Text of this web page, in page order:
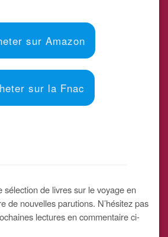
sur Amazon
sur la Fnac
sélection de livres sur le voyage en
de nouvelles parutions. N’hésitez pas
lectures en commentaire ci-